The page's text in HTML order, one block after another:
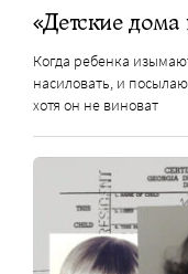
«Детские дома
Когда ребенка
насиловать, и
хотя он не виноват